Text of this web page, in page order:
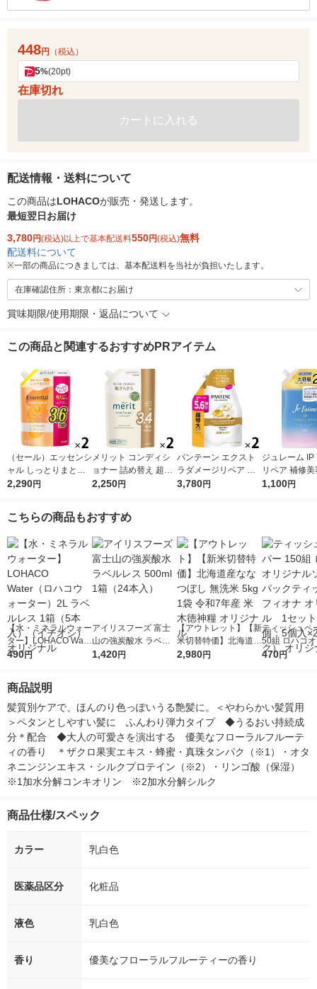
448円 （税込）
5%(20pt)
在庫切れ
カートに入れる
配送情報・送料について
この商品はLOHACOが販売・発送します。
最短翌日お届け
3,780円(税込)以上で基本配送料550円(税込)無料
配送料について
※一部の商品につきましては、基本配送料を当社が負担いたします。
在庫確認住所：東京都にお届け
賞味期限/使用期限・返品について
この商品と関連するおすすめPRアイテム
（セール）エッセンシ
ャル しっとりまとま
る コンディショナー
2,290円
メリット コンディシ
ョナー 詰め替え 超特
大 1080ml 2個 花王
2,250円
パンテーン エクスト
ラダメージリペア コ
ンディショナー 超特
3,780円
ジュレーム IP
リペア 補修
リートメント
1,100円
こちらの商品もおすすめ
【水・ミネラルウォー
ター】LOHACO Wate
r（ロハコウォータ
シ） オリジナル
490円
アイリスフーズ 富士
山の強炭酸水 ラベル
レス 500ml 1箱（24
1,420円
【アウトレット】【新
米切替特価】北海道産
ななつぼし 無洗米 5k
2,980円
ティッシュペ
50組 ロハコ
ルソフトパッ
オリジナル
470円
商品説明
髪質別ケアで、ほんのり色っぽいうる艶髪に。＜やわらかい髪質用
＞ペタンとしやすい髪に　ふんわり弾力タイプ　◆うるおい持続成
分＊配合　◆大人の可愛さを演出する　優美なフローラルフルーテ
ィの香り　＊ザクロ果実エキス・蜂蜜・真珠タンパク（※1）・オタ
ネニンジンエキス・シルクプロテイン（※2）・リンゴ酸（保湿）
※1加水分解コンキオリン　※2加水分解シルク
商品仕様/スペック
カラー 乳白色
医薬品区分 化粧品
液色 乳白色
香り 優美なフローラルフルーティーの香り